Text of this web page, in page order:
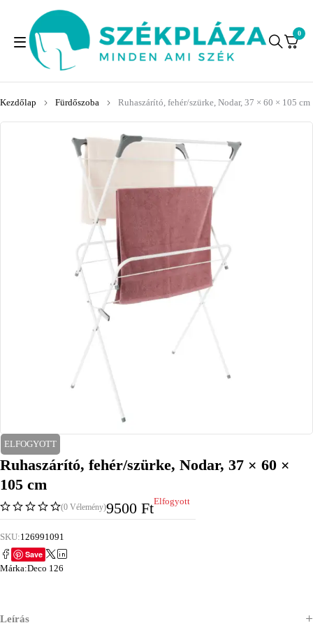
0
Kezdőlap Fürdőszoba Ruhaszárító, fehér/szürke, Nodar, 37 × 60 × 105 cm
ELFOGYOTT
Ruhaszárító, fehér/szürke, Nodar, 37 × 60 ×
105 cm
(0 Vélemény)9500 FtElfogyott
SKU:126991091
Save
Márka:Deco 126
Leírás